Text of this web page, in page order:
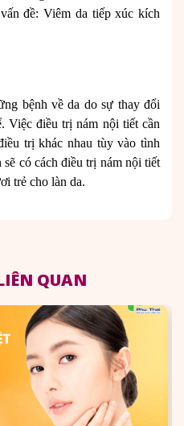
đề: Viêm da tiếp xúc kích
bệnh về da do sự thay đổi
Việc điều trị nám nội tiết cần
trị khác nhau tùy vào tình
có cách điều trị nám nội tiết
trẻ cho làn da.
QUAN